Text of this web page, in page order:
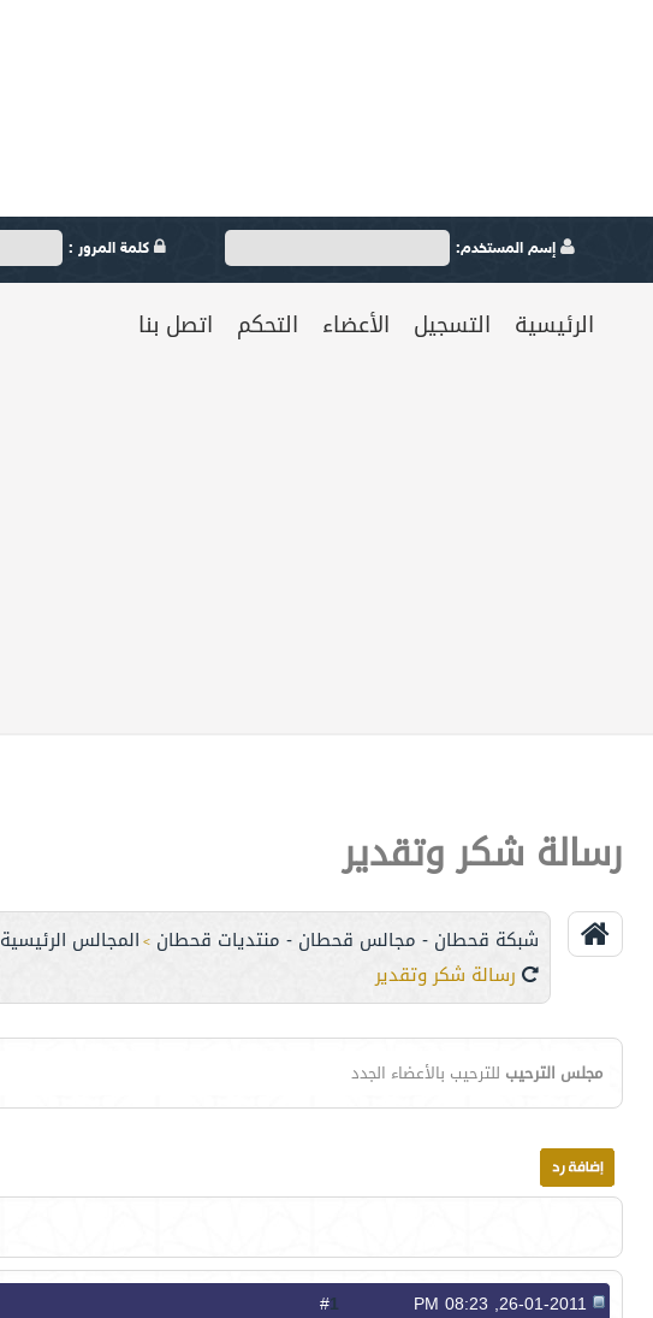
إسم المستخدم: كلمة المرور :
الرئيسية التسجيل الأعضاء التحكم اتصل بنا
رسالة شكر وتقدير
شبكة قحطان - مجالس قحطان - منتديات قحطان > المجالس الرئيسية
رسالة شكر وتقدير
مجلس الترحيب للترحيب بالأعضاء الجدد
1